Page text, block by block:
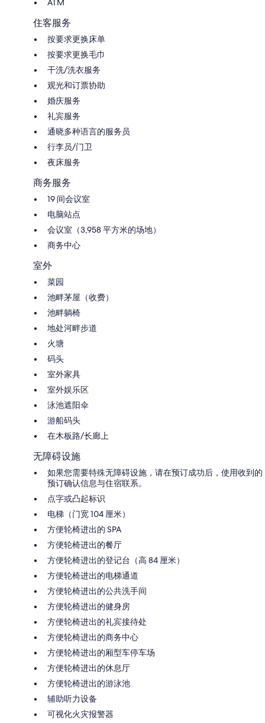
ATM
住客服务
按要求更换床单
按要求更换毛巾
干洗/洗衣服务
观光和订票协助
婚庆服务
礼宾服务
通晓多种语言的服务员
行李员/门卫
夜床服务
商务服务
19 间会议室
电脑站点
会议室（3,958 平方米的场地）
商务中心
室外
菜园
池畔茅屋（收费）
池畔躺椅
地处河畔步道
火塘
码头
室外家具
室外娱乐区
泳池遮阳伞
游船码头
在木板路/长廊上
无障碍设施
如果您需要特殊无障碍设施，请在预订成功后，使用收到的
预订确认信息与住宿联系。
点字或凸起标识
电梯（门宽 104 厘米）
方便轮椅进出的 SPA
方便轮椅进出的餐厅
方便轮椅进出的登记台（高 84 厘米）
方便轮椅进出的电梯通道
方便轮椅进出的公共洗手间
方便轮椅进出的健身房
方便轮椅进出的礼宾接待处
方便轮椅进出的商务中心
方便轮椅进出的厢型车停车场
方便轮椅进出的休息厅
方便轮椅进出的游泳池
辅助听力设备
可视化火灾报警器